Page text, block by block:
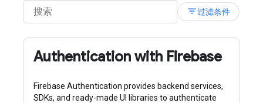
filter_list过滤条件
Authentication with Firebase
Firebase Authentication provides backend services,
SDKs, and ready-made UI libraries to authenticate